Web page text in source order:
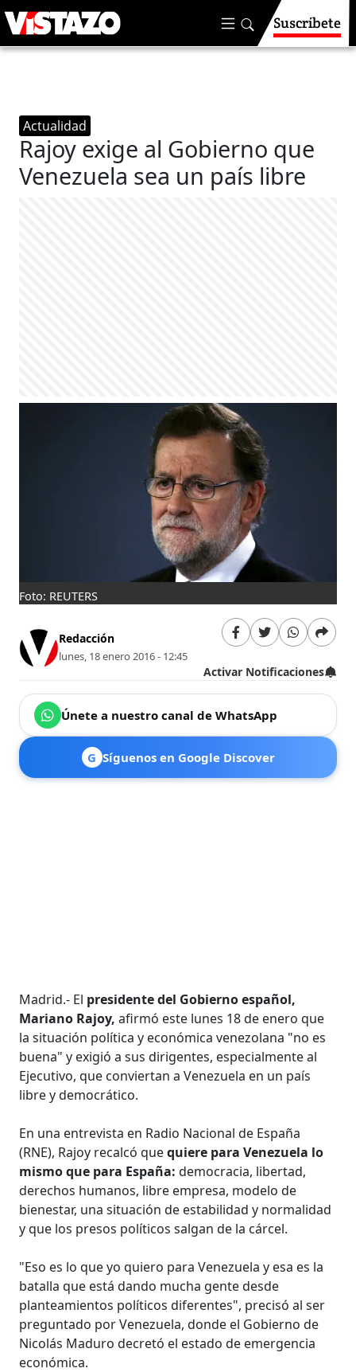
Suscríbete
Actualidad
Rajoy exige al Gobierno que
Venezuela sea un país libre
Foto: REUTERS
Redacción
lunes, 18 enero 2016 - 12:45
Activar Notificaciones
Únete a nuestro canal de WhatsApp
G Síguenos en Google Discover
Madrid.- El presidente del Gobierno español,
Mariano Rajoy, afirmó este lunes 18 de enero que
la situación política y económica venezolana "no es
buena" y exigió a sus dirigentes, especialmente al
Ejecutivo, que conviertan a Venezuela en un país
libre y democrático.
En una entrevista en Radio Nacional de España
(RNE), Rajoy recalcó quequiere para Venezuela lo
mismo que para España: democracia, libertad,
derechos humanos, libre empresa, modelo de
bienestar, una situación de estabilidad y normalidad
y que los presos políticos salgan de la cárcel.
"Eso es lo que yo quiero para Venezuela y esa es la
batalla que está dando mucha gente desde
planteamientos políticos diferentes", precisó al ser
preguntado por Venezuela, donde el Gobierno de
Nicolás Maduro decretó el estado de emergencia
económica.